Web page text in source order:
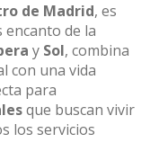
de Madrid, es
encanto de la
y Sol, combina
con una vida
para
que buscan vivir
los servicios